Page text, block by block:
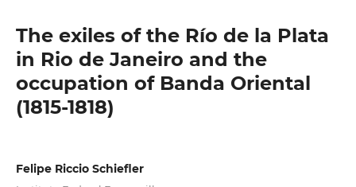
The exiles of the Río de la Plata
in Rio de Janeiro and the
occupation of Banda Oriental
(1815-1818)
Felipe Riccio Schiefler